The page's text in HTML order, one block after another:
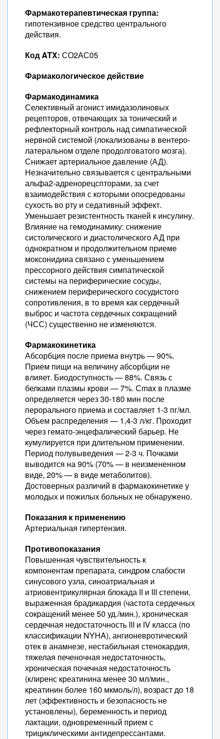
Фармакотерапевтическая группа:
гипотензивное средство центрального
действия.
Код ATX: СО2АС05
Фармакологическое действие
Фармакодинамика
Селективный агонист имидазолиновых
рецепторов, отвечающих за тонический и
рефлекторный контроль над симпатической
нервной системой (локализованы в вентеро-
латеральном отделе продолговатого мозга).
Снижает артериальное давление (АД).
Незначительно связывается с центральными
альфа2-адренорецспторами, за счет
взаимодействия с которыми опосредованы
сухость во рту и седативный эффект.
Уменьшает резистентность тканей к инсулину.
Влияние на гемодинамику: снижение
систолического и диастолического АД при
однократном и продолжительном приеме
моксонидииа связано с уменьшением
прессорного действия симпатической
системы на периферические сосуды,
снижением периферического сосудистого
сопротивления, в то время как сердечный
выброс и частота сердечных сокращений
(ЧСС) существенно не изменяются.
Фармакокинетика
Абсорбция после приема внутрь — 90%.
Прием пищи на величину абсорбции не
влияет. Биодоступность — 88%. Связь с
белками плазмы крови — 7%. Сmax в плазме
определяется через 30-180 мин после
перорального приема и составляет 1-3 пг/мл.
Объем распределения — 1,4-3 л/кг. Проходит
через гемато-энцефалический барьер. Не
кумулируется при длительном применении.
Период полувыведения — 2-3 ч. Почками
выводится на 90% (70% — в неизмененном
виде, 20% — в виде метаболитов).
Достоверных различий в фармакокинетике у
молодых и пожилых больных не обнаружено.
Показания к применению
Артериальная гипертензия.
Противопоказания
Повышенная чувствительность к
компонентам препарата, синдром слабости
синусового узла, синоатриальная и
атриовентрикулярная блокада II и III степени,
выраженная брадикардия (частота сердечных
сокращений менее 50 уд./мин.), хроническая
сердечная недостаточность III и IV класса (по
классификации NYHA), ангионевротический
отек в анамнезе, нестабильная стенокардия,
тяжелая печеночная недостаточность,
хроническая почечная недостаточность
(клиренс креатинина менее 30 мл/мин.,
креатинин более 160 мкмоль/л), возраст до 18
лет (эффективность и безопасность не
установлены), беременность и период
лактации, одновременный прием с
трициклическими антидепрессантами.